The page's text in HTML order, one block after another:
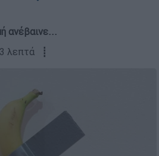
ανέβαινε...
λεπτά ┋